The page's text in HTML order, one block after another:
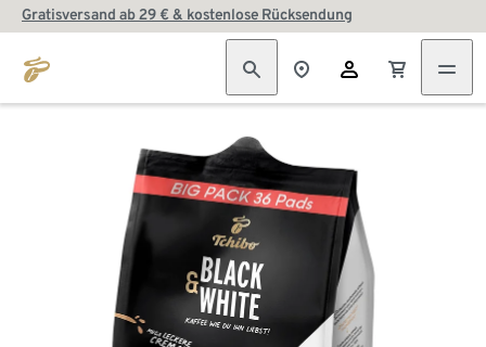
Gratisversand ab 29 € & kostenlose Rücksendung